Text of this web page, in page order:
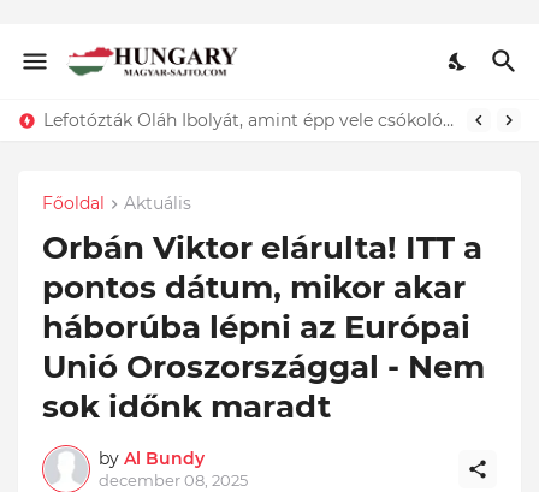
Lefotózták Oláh Ibolyát, amint épp vele csókolózik - EZT nem hiszed el, kinek a karjában kötött ki...ÍME
Főoldal Aktuális
Orbán Viktor elárulta! ITT a
pontos dátum, mikor akar
háborúba lépni az Európai
Unió Oroszországgal - Nem
sok időnk maradt
by Al Bundy
december 08, 2025